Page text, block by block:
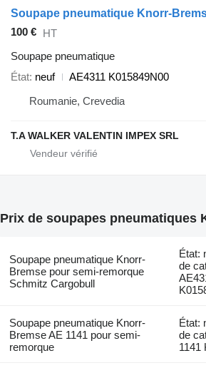
100 € HT
Soupape pneumatique
État neuf
AE4311 K015849N00
Roumanie, Crevedia
T.A WALKER VALENTIN IMPEX SRL
Prix de soupapes pneumatiques
Soupape pneumatique Knorr-
Bremse pour semi-remorque
Schmitz Cargobull
État:
de
Soupape pneumatique Knorr-
Bremse AE 1141 pour semi-
remorque
État:
de
1141